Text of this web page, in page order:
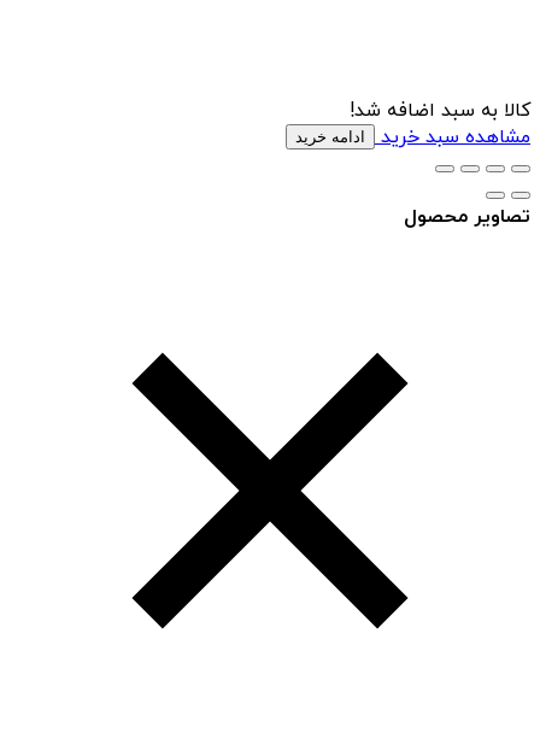
کالا به سبد اضافه شد!
مشاهده سبد خرید
ادامه خرید
تصاویر محصول